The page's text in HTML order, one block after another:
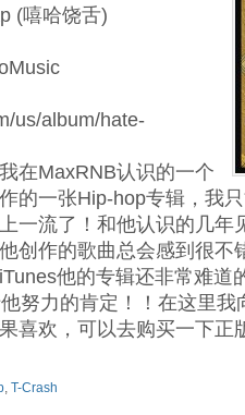
(嘻哈饶舌)
us/album/hate-
在MaxRNB认识的一个
的一张Hip-hop专辑，我
一流了！和他认识的几年
创作的歌曲总会感到很不
他的专辑还非常难道
努力的肯定！！在这里
喜欢，可以去购买一下正
, T-Crash